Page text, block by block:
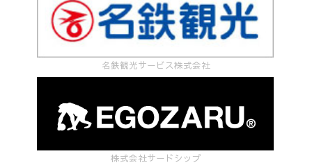
名鉄観光サービス株式会社
株式会社サードシップ